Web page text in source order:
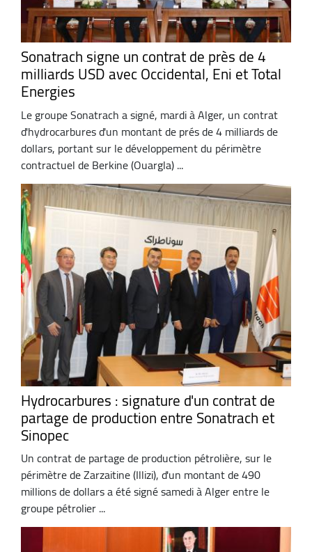
Sonatrach signe un contrat de près de 4
milliards USD avec Occidental, Eni et Total
Energies
Le groupe Sonatrach a signé, mardi à Alger, un contrat
d'hydrocarbures d'un montant de prés de 4 milliards de
dollars, portant sur le développement du périmètre
contractuel de Berkine (Ouargla) ...
Hydrocarbures : signature d'un contrat de
partage de production entre Sonatrach et
Sinopec
Un contrat de partage de production pétrolière, sur le
périmètre de Zarzaitine (Illizi), d'un montant de 490
millions de dollars a été signé samedi à Alger entre le
groupe pétrolier ...